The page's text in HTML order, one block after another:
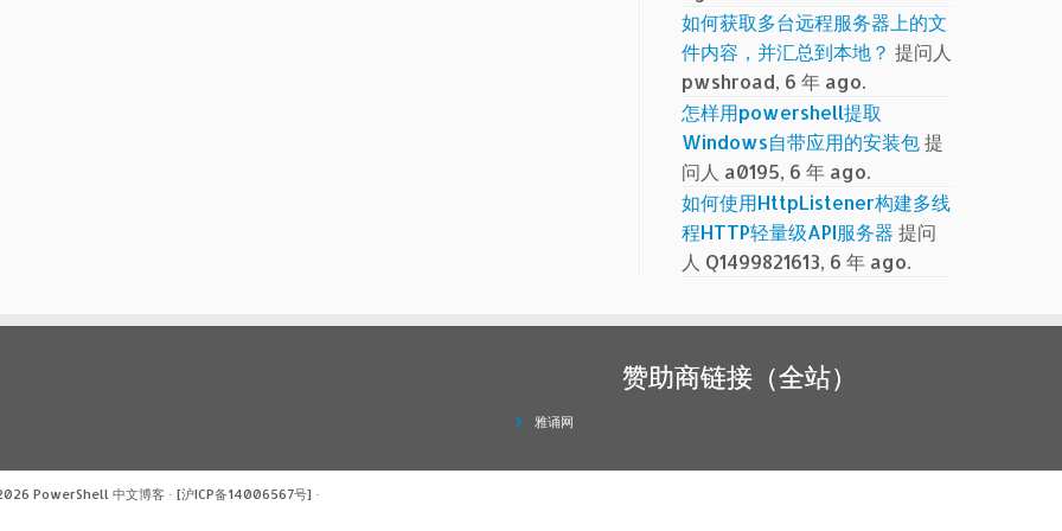
如何获取多台远程服务器上的文
件内容，并汇总到本地？ 提问人
pwshroad, 6 年 ago.
怎样用powershell提取
Windows自带应用的安装包提
问人 a0195, 6 年 ago.
如何使用HttpListener构建多线
程HTTP轻量级API服务器 提问
人 Q1499821613, 6 年 ago.
赞助商链接（全站）
雅诵网
PowerShell 中文博客 · [沪ICP备14006567号] ·